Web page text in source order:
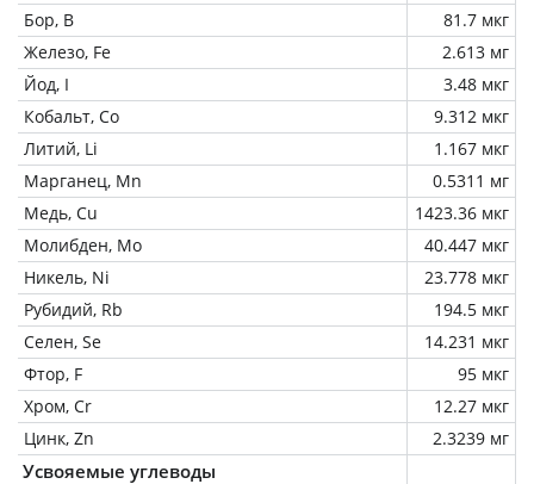
Бор, B
81.7 мкг
Железо, Fe
2.613 мг
Йод, I
3.48 мкг
Кобальт, Co
9.312 мкг
Литий, Li
1.167 мкг
Марганец, Mn
0.5311 мг
Медь, Cu
1423.36 мкг
Молибден, Mo
40.447 мкг
Никель, Ni
23.778 мкг
Рубидий, Rb
194.5 мкг
Селен, Se
14.231 мкг
Фтор, F
95 мкг
Хром, Cr
12.27 мкг
Цинк, Zn
2.3239 мг
Усвояемые углеводы